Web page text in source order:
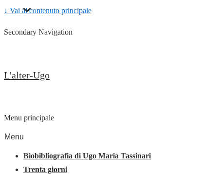
↓ Vai al contenuto principale
Secondary Navigation
L'alter-Ugo
Menu principale
Menu
Biobibliografia di Ugo Maria Tassinari
Trenta giorni